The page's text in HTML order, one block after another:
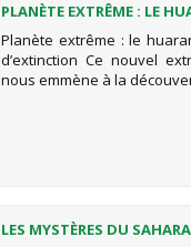
PLANÈTE EXTRÊME : LE
MILLÉNAIRE MENACÉ
Planète extrême : le
d’extinction Ce nouvel
nous emmène à la
LES MYSTÈRES DU SAHARA